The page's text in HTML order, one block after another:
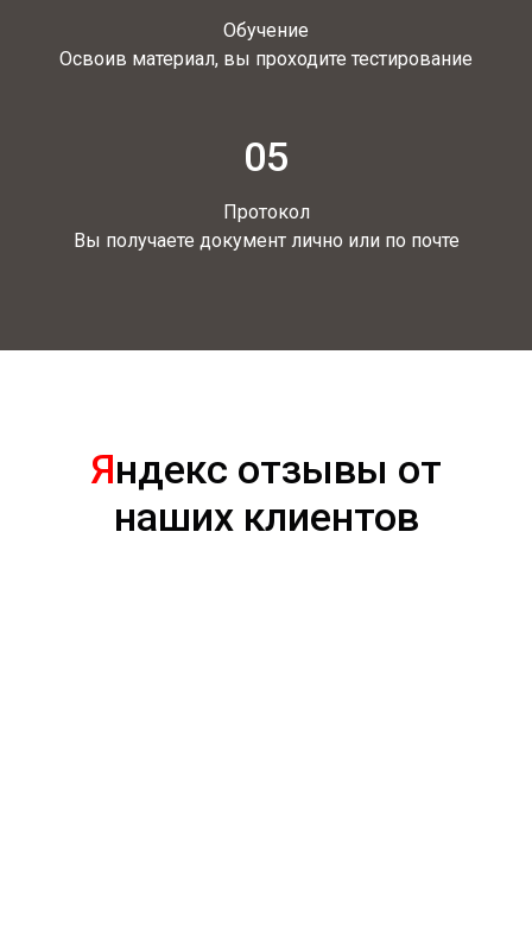
Обучение
Освоив материал, вы проходите тестирование
05
Протокол
Вы получаете документ лично или по почте
Яндекс отзывы от
наших клиентов